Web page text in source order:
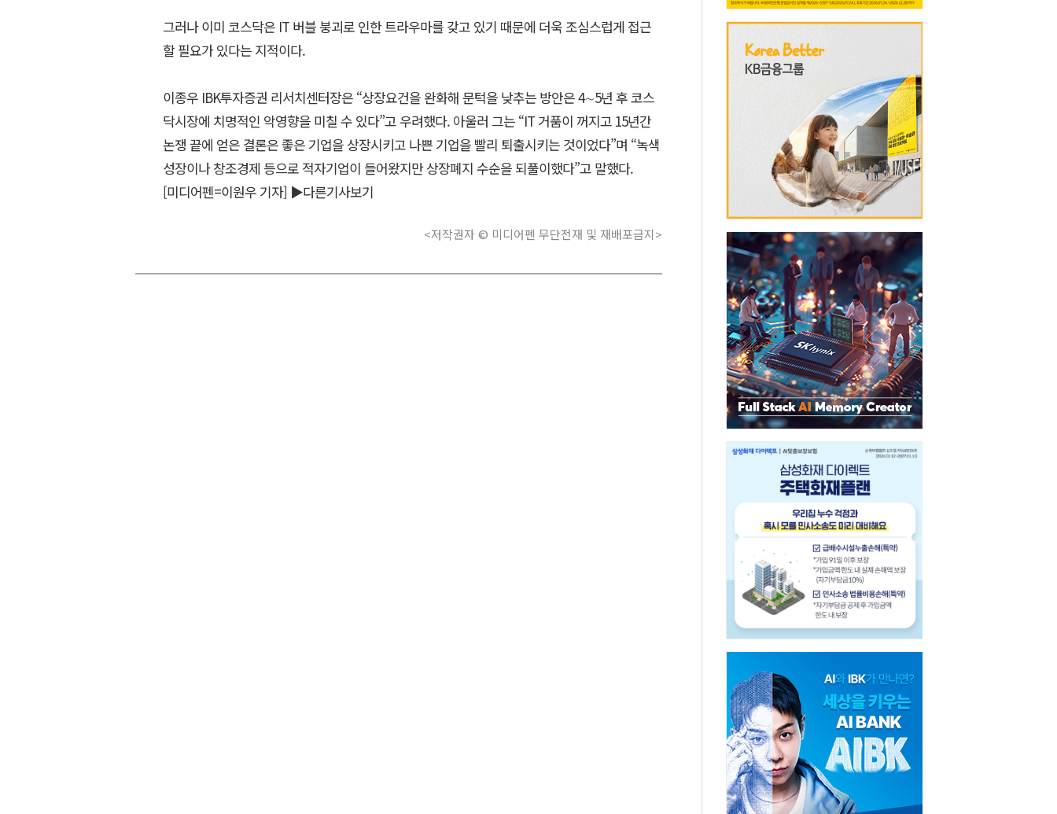
그러나 이미 코스닥은 IT 버블 붕괴로 인한 트라우마를 갖고 있기 때문에 더욱 조심스럽게 접근
할 필요가 있다는 지적이다.
이종우 IBK투자증권 리서치센터장은 “상장요건을 완화해 문턱을 낮추는 방안은 4∼5년 후 코스
닥시장에 치명적인 악영향을 미칠 수 있다”고 우려했다. 아울러 그는 “IT 거품이 꺼지고 15년간
논쟁 끝에 얻은 결론은 좋은 기업을 상장시키고 나쁜 기업을 빨리 퇴출시키는 것이었다”며 “녹색
성장이나 창조경제 등으로 적자기업이 들어왔지만 상장폐지 수순을 되풀이했다”고 말했다.
[미디어펜=이원우 기자] ▶다른기사보기
<저작권자 © 미디어펜 무단전재 및 재배포금지>